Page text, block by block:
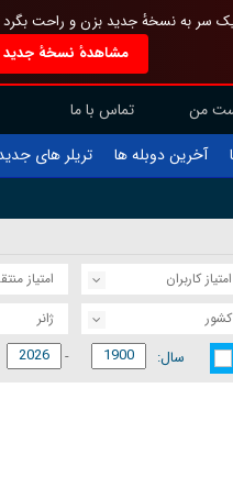
یک سر به نسخهٔ جدید بزن و راحت
مشاهدهٔ نسخهٔ جدید
من
تماس با ما
آخرین دوبله ها تریلر های
امتیاز کاربران
امتیاز
کشور
ژانر
سال: